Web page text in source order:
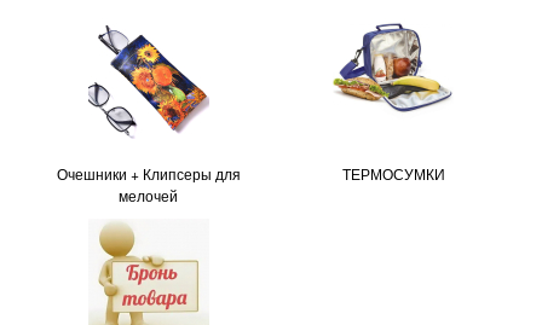
Очешники + Клипсеры для
мелочей
ТЕРМОСУМКИ